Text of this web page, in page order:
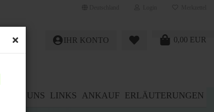
0,00 EUR
IHR KONTO
ÜBER UNS LINKS ANKAUF ERLÄUTERUNGEN